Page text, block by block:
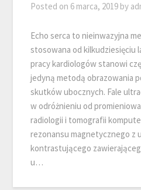
Posted on 6 marca, 2019 by
Echo serca to nieinwazyjna
stosowana od kilkudziesięciu
pracy kardiologów stanowi
jedyną metodą obrazowania
skutków ubocznych. Fale
w odróżnieniu od
radiologii i tomografii
rezonansu magnetycznego z
kontrastującego
u…